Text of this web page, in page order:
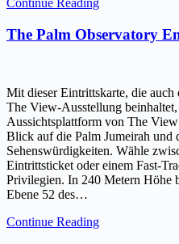
Continue Reading
The Palm Observatory
Mit dieser Eintrittskarte, die auch
The View-Ausstellung
Aussichtsplattform von The
Blick auf die Palm Jumeirah und
Sehenswürdigkeiten. Wähle
Eintrittsticket oder einem Fast-
Privilegien. In 240 Metern Höhe
Ebene 52 des…
Continue Reading